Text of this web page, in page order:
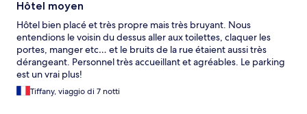
Hôtel moyen
Hôtel bien placé et très propre mais très bruyant. Nous
entendions le voisin du dessus aller aux toilettes, claquer les
portes, manger etc… et le bruits de la rue étaient aussi très
dérangeant. Personnel très accueillant et agréables. Le parking
est un vrai plus!
Tiffany, viaggio di 7 notti